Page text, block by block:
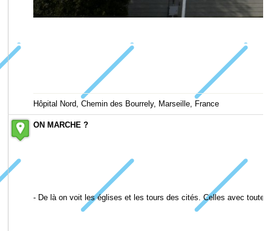
Hôpital Nord, Chemin des Bourrely, Marseille, France
ON MARCHE ?
- De là on voit les églises et les tours des cités. Celles avec